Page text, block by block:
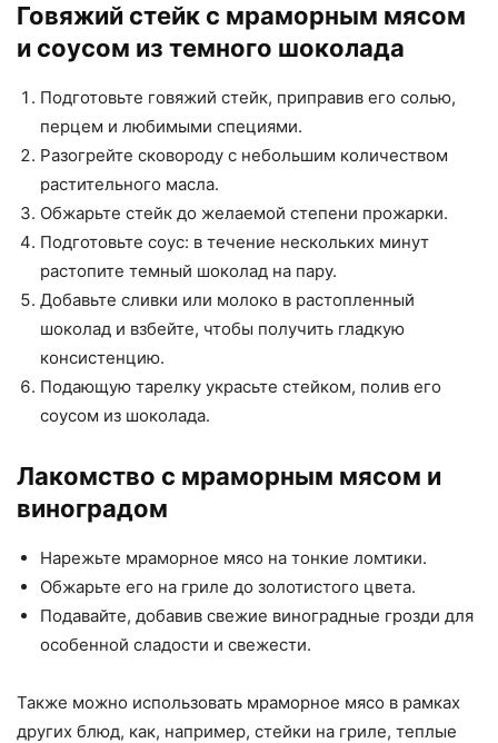
Говяжий стейк с мраморным мясом
и соусом из темного шоколада
Подготовьте говяжий стейк, приправив его солью,
перцем и любимыми специями.
Разогрейте сковороду с небольшим количеством
растительного масла.
Обжарьте стейк до желаемой степени прожарки.
Подготовьте соус: в течение нескольких минут
растопите темный шоколад на пару.
Добавьте сливки или молоко в растопленный
шоколад и взбейте, чтобы получить гладкую
консистенцию.
Подающую тарелку украсьте стейком, полив его
соусом из шоколада.
Лакомство с мраморным мясом и
виноградом
Нарежьте мраморное мясо на тонкие ломтики.
Обжарьте его на гриле до золотистого цвета.
Подавайте, добавив свежие виноградные грозди для
особенной сладости и свежести.
Также можно использовать мраморное мясо в рамках
других блюд, как, например, стейки на гриле, теплые